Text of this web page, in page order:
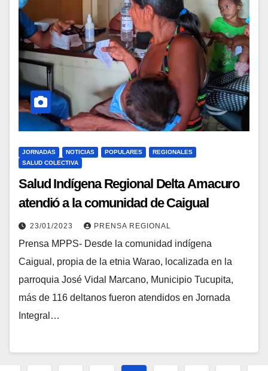
JORNADAS NOTICIAS POPULARES
REGIONALES
SALUD COLECTIVA
Salud Indígena Regional Delta Amacuro
atendió a la comunidad de Caigual
23/01/2023 PRENSA REGIONAL
Prensa MPPS- Desde la comunidad indígena
Caigual, propia de la etnia Warao, localizada en la
parroquia José Vidal Marcano, Municipio Tucupita,
más de 116 deltanos fueron atendidos en Jornada
Integral…